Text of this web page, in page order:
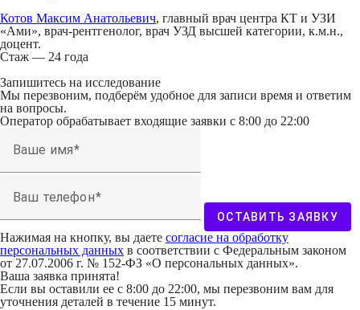
Котов Максим Анатольевич, главный врач центра КТ и УЗИ
«Ами», врач-рентгенолог, врач УЗД высшей категории, к.м.н.,
доцент.
Стаж — 24 года
Запишитесь на исследование
Мы перезвоним, подберём удобное для записи время и ответим
на вопросы.
Оператор обрабатывает входящие заявки с 8:00 до 22:00
Ваше имя
Ваш телефон
ОСТАВИТЬ ЗАЯВКУ
Нажимая на кнопку, вы даете согласие на обработку
персональных данных в соответствии с Федеральным законом
от 27.07.2006 г. № 152-ФЗ «О персональных данных».
Ваша заявка принята!
Если вы оставили ее с 8:00 до 22:00, мы перезвоним вам для
уточнения деталей в течение 15 минут.